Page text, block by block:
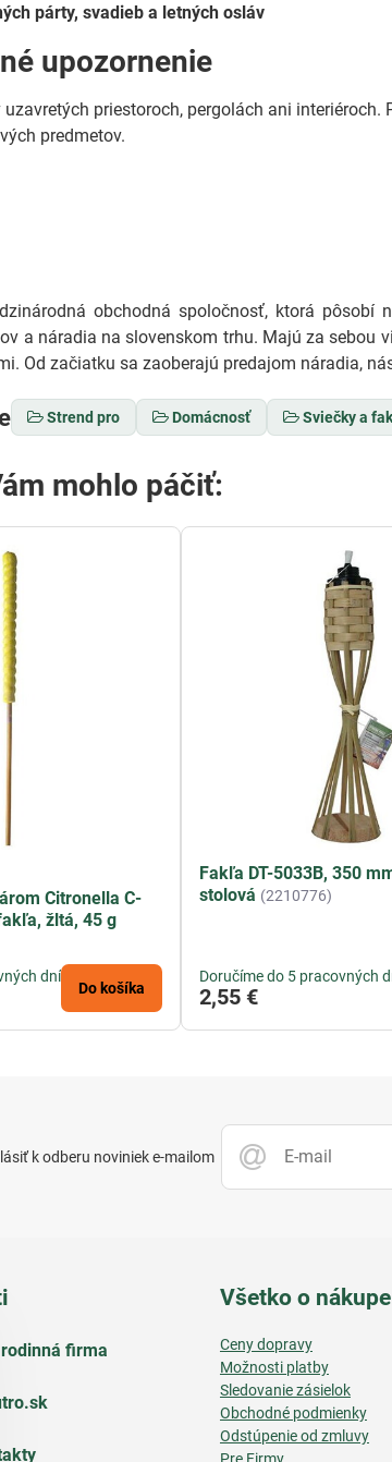
párty, svadieb a letných osláv
upozornenie
uzavretých priestoroch, pergolách ani
predmetov.
obchodná spoločnosť, ktorá
a náradia na slovenskom trhu. Majú za sebou
Od začiatku sa zaoberajú predajom náradia,
Strend pro Domácnosť Sviečky a
mohlo páčiť:
Citronella C-
žltá, 45 g
dní
Do košíka
Fakľa DT-5033B, 350
stolová (2210776)
Doručíme do 5 pracovných
2,55 €
k odberu noviniek e-mailom
rodinná firma
Všetko o nákupe
Ceny dopravy
Možnosti platby
Sledovanie zásielok
Obchodné podmienky
Odstúpenie od zmluvy